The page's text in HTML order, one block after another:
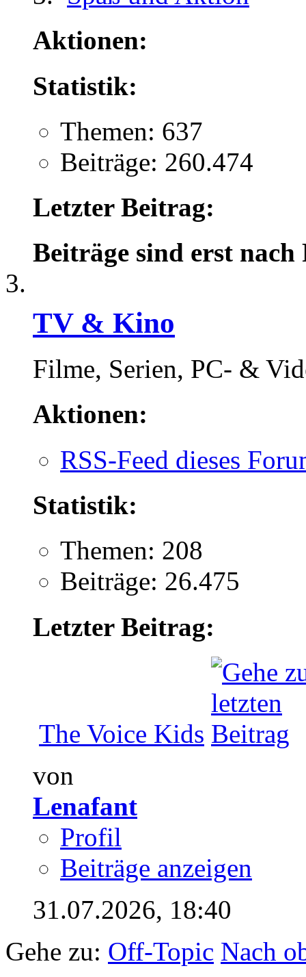
Aktionen:
Statistik:
Themen: 637
Beiträge: 260.474
Letzter Beitrag:
Beiträge sind erst
TV & Kino
Filme, Serien, PC- &
Aktionen:
RSS-Feed dieses
Statistik:
Themen: 208
Beiträge: 26.475
Letzter Beitrag:
The Voice Kids
von
Lenafant
Profil
Beiträge anzeigen
31.07.2026, 18:40
Gehe zu: Off-Topic Nach